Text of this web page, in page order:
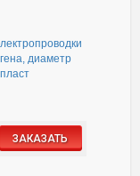
диаметр
ЗАКАЗАТЬ